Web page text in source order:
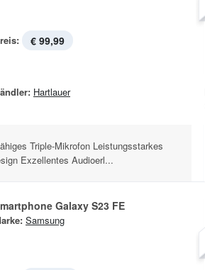
€ 99,99
Hartlauer
Triple-Mikrofon Leistungsstarkes
Exzellentes Audioerl...
Galaxy S23 FE
Samsung